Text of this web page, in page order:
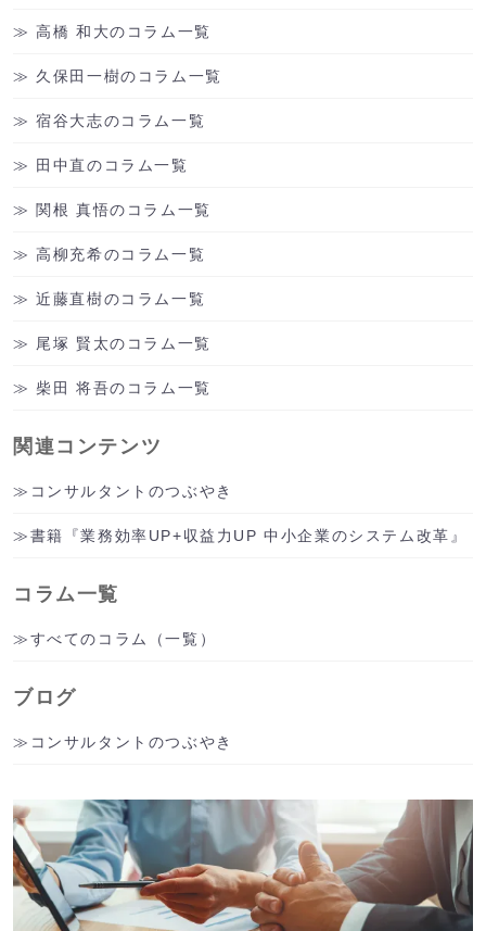
高橋 和大のコラム一覧
久保田一樹のコラム一覧
宿谷大志のコラム一覧
田中直のコラム一覧
関根 真悟のコラム一覧
高柳充希のコラム一覧
近藤直樹のコラム一覧
尾塚 賢太のコラム一覧
柴田 将吾のコラム一覧
関連コンテンツ
コンサルタントのつぶやき
書籍『業務効率UP+収益力UP 中小企業のシステム改革』
コラム一覧
すべてのコラム（一覧）
ブログ
コンサルタントのつぶやき